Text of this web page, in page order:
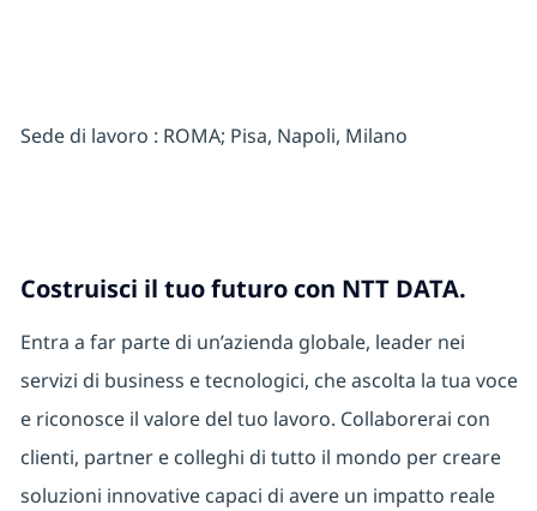
Sede di lavoro : ROMA; Pisa, Napoli, Milano
Costruisci il tuo futuro con NTT DATA.
Entra a far parte di un’azienda globale, leader nei
servizi di business e tecnologici, che ascolta la tua voce
e riconosce il valore del tuo lavoro. Collaborerai con
clienti, partner e colleghi di tutto il mondo per creare
soluzioni innovative capaci di avere un impatto reale